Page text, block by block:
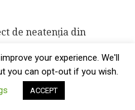
de neatenția din
la Articolul 6 se
investiții ”conform
anexelor să fie
your experience. We'll
you can opt-out if you wish.
ACCEPT